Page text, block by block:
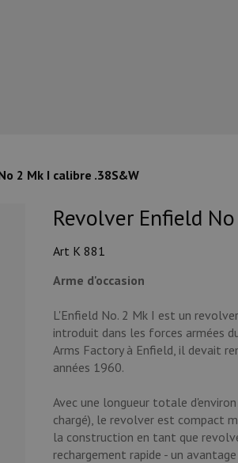
2 Mk I calibre .38S&W
Revolver Enfield
Art K 881
Arme d'occasion
L'Enfield No. 2 Mk I est un
introduit dans les forces armées
Arms Factory à Enfield, il devait
années 1960.
Avec une longueur totale
chargé), le revolver est compact
la construction en tant que
rechargement rapide - un